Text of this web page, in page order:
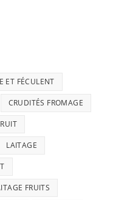
ET FÉCULENT
CRUDITÉS FROMAGE
LAITAGE
FRUITS